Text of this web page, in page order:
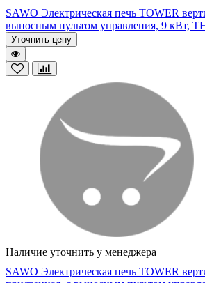
SAWO Электрическая печь TOWER
выносным пультом управления, 9 кВт,
Уточнить цену
Наличие уточнить у менеджера
SAWO Электрическая печь TOWER